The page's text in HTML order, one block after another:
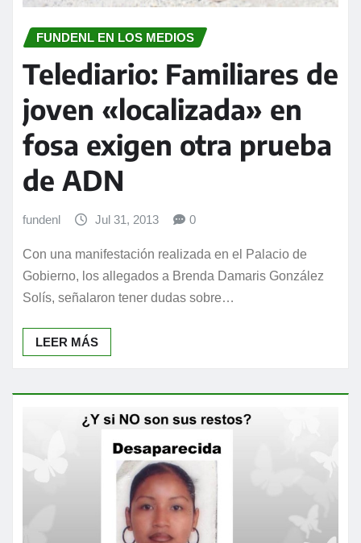
FUNDENL EN LOS MEDIOS
Telediario: Familiares de
joven «localizada» en
fosa exigen otra prueba
de ADN
fundenl Jul 31, 2013 0
Con una manifestación realizada en el Palacio de
Gobierno, los allegados a Brenda Damaris González
Solís, señalaron tener dudas sobre…
LEER MÁS